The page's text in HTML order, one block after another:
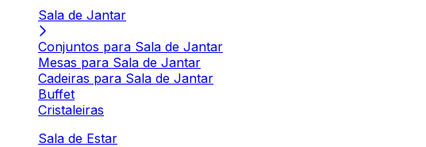
Sala de Jantar
Conjuntos para Sala de Jantar
Mesas para Sala de Jantar
Cadeiras para Sala de Jantar
Buffet
Cristaleiras
Sala de Estar